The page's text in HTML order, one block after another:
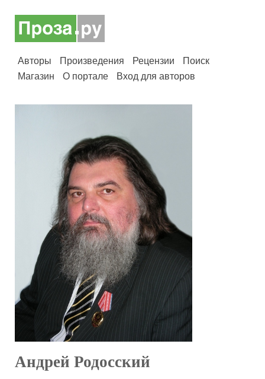
Авторы Произведения Рецензии
Поиск
Магазин
О портале Вход для авторов
Андрей Родосский